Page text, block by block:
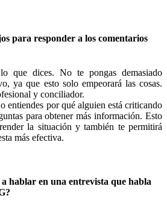
para responder a los comentarios
que dices. No te pongas demasiado
ya que esto solo empeorará las cosas.
y conciliador.
entiendes por qué alguien está criticando
para obtener más información. Esto
la situación y también te permitirá
más efectiva.
hablar en una entrevista que habla